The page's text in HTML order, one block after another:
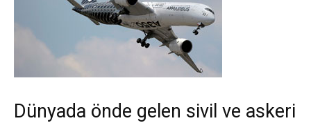
Dünyada önde gelen sivil ve askeri